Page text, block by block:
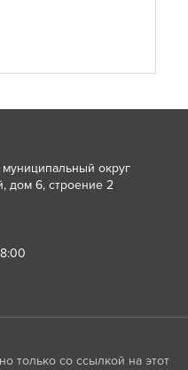
муниципальный округ
дом 6, строение 2
только со ссылкой на этот